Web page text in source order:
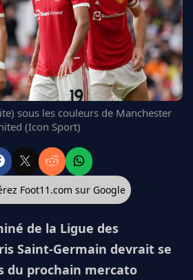
sous les couleurs de Manchester
(Icon Sport)
Foot11.com sur Google
de la Ligue des
Saint-Germain devrait se
du prochain mercato